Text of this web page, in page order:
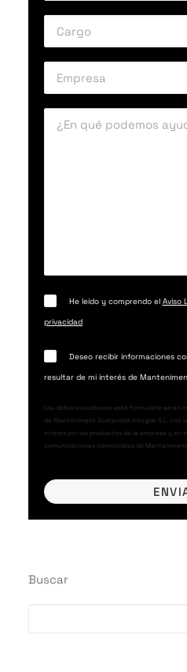
He leído y comprendo el Aviso
privacidad
Deseo recibir informaciones
resultar de mi interés de
Los datos incluidos en este formulario serán
de Manteniment Sostenible Integral S.L. con
interés por los productos de la empresa y en
comunicaciones comerciales de
Buscar